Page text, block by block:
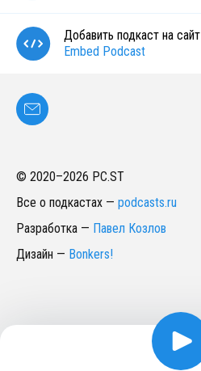
Добавить подкаст на сайт
Embed Podcast
© 2020–2026 PC.ST
Все о подкастах — podcasts.ru
Разработка — Павел Козлов
Дизайн — Bonkers!